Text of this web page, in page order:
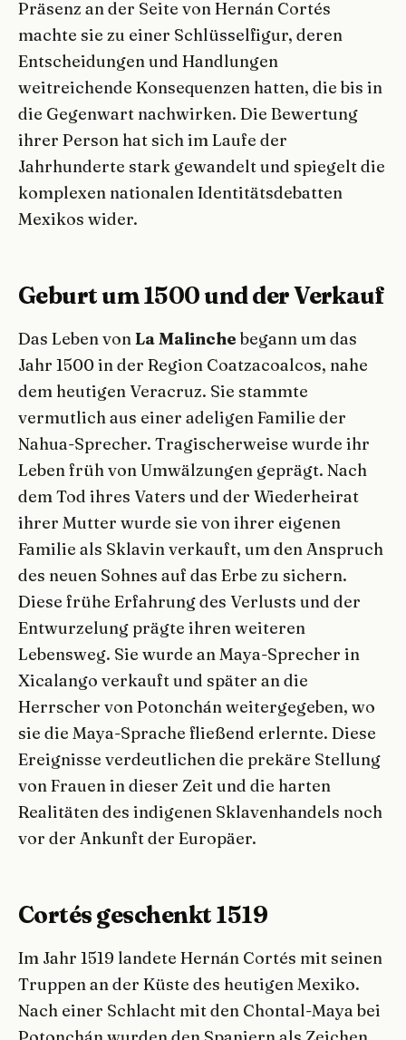
Präsenz an der Seite von Hernán Cortés
machte sie zu einer Schlüsselfigur, deren
Entscheidungen und Handlungen
weitreichende Konsequenzen hatten, die bis in
die Gegenwart nachwirken. Die Bewertung
ihrer Person hat sich im Laufe der
Jahrhunderte stark gewandelt und spiegelt die
komplexen nationalen Identitätsdebatten
Mexikos wider.
Geburt um 1500 und der Verkauf
Das Leben vonLa Malinche begann um das
Jahr 1500 in der Region Coatzacoalcos, nahe
dem heutigen Veracruz. Sie stammte
vermutlich aus einer adeligen Familie der
Nahua-Sprecher. Tragischerweise wurde ihr
Leben früh von Umwälzungen geprägt. Nach
dem Tod ihres Vaters und der Wiederheirat
ihrer Mutter wurde sie von ihrer eigenen
Familie als Sklavin verkauft, um den Anspruch
des neuen Sohnes auf das Erbe zu sichern.
Diese frühe Erfahrung des Verlusts und der
Entwurzelung prägte ihren weiteren
Lebensweg. Sie wurde an Maya-Sprecher in
Xicalango verkauft und später an die
Herrscher von Potonchán weitergegeben, wo
sie die Maya-Sprache fließend erlernte. Diese
Ereignisse verdeutlichen die prekäre Stellung
von Frauen in dieser Zeit und die harten
Realitäten des indigenen Sklavenhandels noch
vor der Ankunft der Europäer.
Cortés geschenkt 1519
Im Jahr 1519 landete Hernán Cortés mit seinen
Truppen an der Küste des heutigen Mexiko.
Nach einer Schlacht mit den Chontal-Maya bei